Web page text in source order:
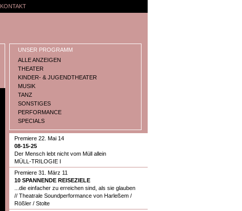
KONTAKT
UNSER PROGRAMM
ALLE ANZEIGEN
THEATER
KINDER- & JUGENDTHEATER
MUSIK
TANZ
SONSTIGES
PERFORMANCE
SPECIALS
Premiere 22. Mai 14
08-15-25
Der Mensch lebt nicht vom Müll allein
MÜLL-TRILOGIE I
Premiere 31. März 11
10 SPANNENDE REISEZIELE
...die einfacher zu erreichen sind, als sie glauben
// Theatrale Soundperformance von Harleßem /
Rößler / Stolte